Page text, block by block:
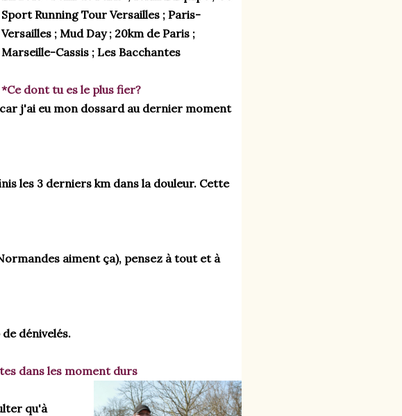
Sport Running Tour Versailles ; Paris-
Versailles ; Mud Day ; 20km de Paris ;
Marseille-Cassis ; Les Bacchantes
*Ce dont tu es le plus fier?
j'ai eu mon dossard au dernier moment
les 3 derniers km dans la douleur. Cette
aiment ça), pensez à tout et à
de dénivelés.
dans les moment durs
qu'à